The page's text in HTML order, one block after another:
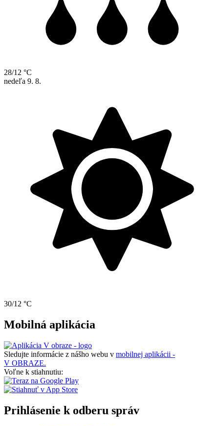
28/12 °C
nedeľa 9. 8.
30/12 °C
Mobilná aplikácia
Sledujte informácie z nášho webu v mobilnej aplikácii -
V OBRAZE.
Voľne k stiahnutiu:
Prihlásenie k odberu správ